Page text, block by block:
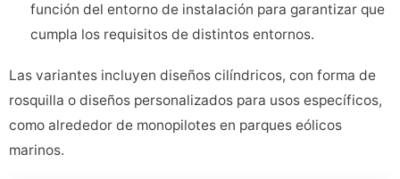
función del entorno de instalación para garantizar que
cumpla los requisitos de distintos entornos.
Las variantes incluyen diseños cilíndricos, con forma de
rosquilla o diseños personalizados para usos específicos,
como alrededor de monopilotes en parques eólicos
marinos.